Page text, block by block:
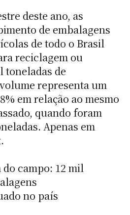
deste ano, as
de embalagens
de todo o Brasil
reciclagem ou
toneladas de
representa um
em relação ao mesmo
quando foram
Apenas em
campo: 12 mil
no país